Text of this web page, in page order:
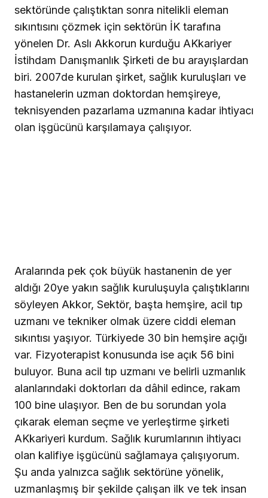
sektöründe çalıştıktan sonra nitelikli eleman
sıkıntısını çözmek için sektörün İK tarafına
yönelen Dr. Aslı Akkorun kurduğu AKkariyer
İstihdam Danışmanlık Şirketi de bu arayışlardan
biri. 2007de kurulan şirket, sağlık kuruluşları ve
hastanelerin uzman doktordan hemşireye,
teknisyenden pazarlama uzmanına kadar ihtiyacı
olan işgücünü karşılamaya çalışıyor.
Aralarında pek çok büyük hastanenin de yer
aldığı 20ye yakın sağlık kuruluşuyla çalıştıklarını
söyleyen Akkor, Sektör, başta hemşire, acil tıp
uzmanı ve tekniker olmak üzere ciddi eleman
sıkıntısı yaşıyor. Türkiyede 30 bin hemşire açığı
var. Fizyoterapist konusunda ise açık 56 bini
buluyor. Buna acil tıp uzmanı ve belirli uzmanlık
alanlarındaki doktorları da dâhil edince, rakam
100 bine ulaşıyor. Ben de bu sorundan yola
çıkarak eleman seçme ve yerleştirme şirketi
AKkariyeri kurdum. Sağlık kurumlarının ihtiyacı
olan kalifiye işgücünü sağlamaya çalışıyorum.
Şu anda yalnızca sağlık sektörüne yönelik,
uzmanlaşmış bir şekilde çalışan ilk ve tek insan